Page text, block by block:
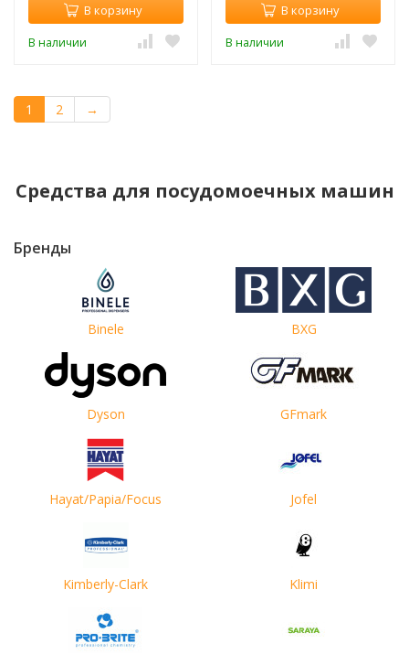
В корзину
В наличии
В корзину
В наличии
1 2 →
Средства для посудомоечных машин
Бренды
Binele BXG
Dyson GFmark
Hayat/Papia/Focus Jofel
Kimberly-Clark Klimi